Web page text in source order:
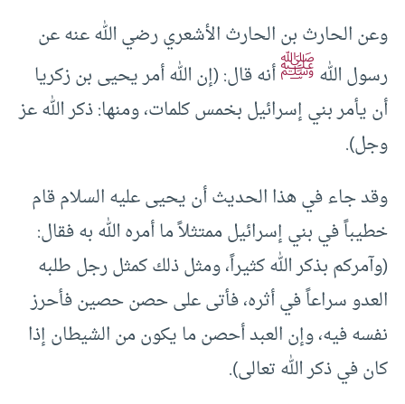
وعن الحارث بن الحارث الأشعري رضي الله عنه عن
رسول اللهﷺأنه قال: (إن الله أمر يحيى بن زكريا
أن يأمر بني إسرائيل بخمس كلمات، ومنها: ذكر الله عز
وجل).
وقد جاء في هذا الحديث أن يحيى عليه السلام قام
خطيباً في بني إسرائيل ممتثلاً ما أمره الله به فقال:
(وآمركم بذكر الله كثيراً، ومثل ذلك كمثل رجل طلبه
العدو سراعاً في أثره، فأتى على حصن حصين فأحرز
نفسه فيه، وإن العبد أحصن ما يكون من الشيطان إذا
كان في ذكر الله تعالى).